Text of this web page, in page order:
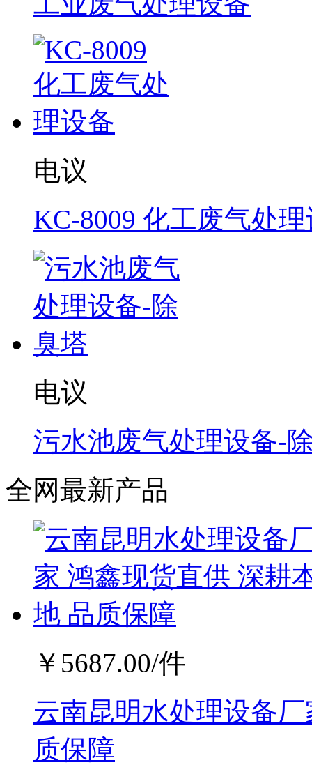
电议
KC-8009 化工废气处
电议
污水池废气处理设备-
全网最新产品
￥ 5687.00/件
云南昆明水处理设备
质保障